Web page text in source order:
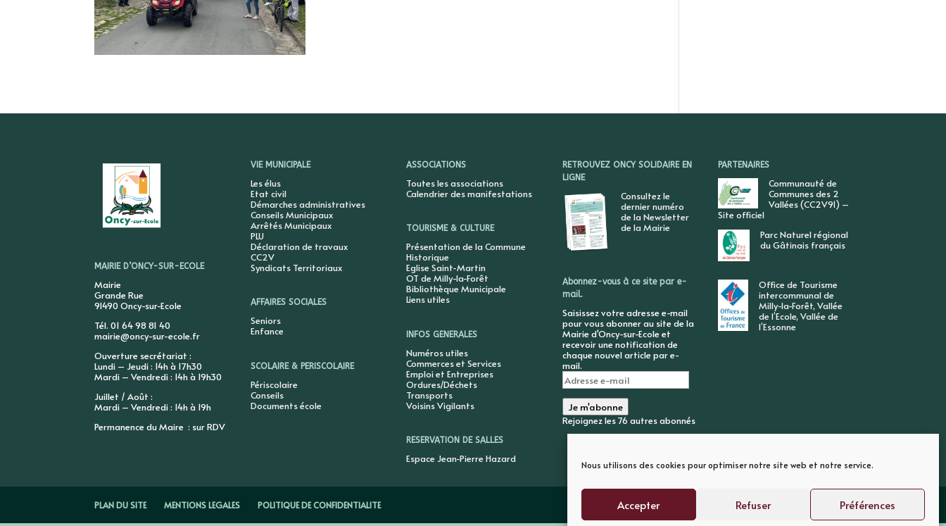
Nous utilisons des cookies pour optimiser notre site web et notre service.
Accepter Refuser Préférences
MAIRIE D’ONCY-SUR-ECOLE
Mairie
Grande Rue
91490 Oncy-sur-Ecole
Tél. 01 64 98 81 40
mairie@oncy-sur-ecole.fr
Ouverture secrétariat :
Lundi – Jeudi : 14h à 17h30
Mardi – Vendredi : 14h à 19h30
Juillet / Août :
Mardi – Vendredi : 14h à 19h
Permanence du Maire : sur RDV
VIE MUNICIPALE
Les élus
Etat civil
Démarches administratives
Conseils Municipaux
Arrêtés Municipaux
PLU
Déclaration de travaux
CC2V
Syndicats Territoriaux
AFFAIRES SOCIALES
Seniors
Enfance
SCOLAIRE & PERISCOLAIRE
Périscolaire
Conseils
Documents école
ASSOCIATIONS
Toutes les associations
Calendrier des manifestations
TOURISME & CULTURE
Présentation de la Commune
Historique
Eglise Saint-Martin
OT de Milly-la-Forêt
Bibliothèque Municipale
Liens utiles
INFOS GENERALES
Numéros utiles
Commerces et Services
Emploi et Entreprises
Ordures/Déchets
Transports
Voisins Vigilants
RESERVATION DE SALLES
Espace Jean-Pierre Hazard
RETROUVEZ ONCY SOLIDAIRE EN
LIGNE
Consultez le
dernier numéro
de la Newsletter
de la Mairie
Abonnez-vous à ce site par e-
mail.
Saisissez votre adresse e-mail
pour vous abonner au site de la
Mairie d'Oncy-sur-Ecole et
recevoir une notification de
chaque nouvel article par e-
mail.
Adresse
e-
mail
Je m'abonne
Rejoignez les 76 autres abonnés
PARTENAIRES
Communauté de
Communes des 2
Vallées (CC2V91) –
Site officiel
Parc Naturel régional
du Gâtinais français
Office de Tourisme
intercommunal de
Milly-la-Forêt, Vallée
de l’Ecole, Vallée de
l’Essonne
PLAN DU SITE MENTIONS LEGALES POLITIQUE DE CONFIDENTIALITE